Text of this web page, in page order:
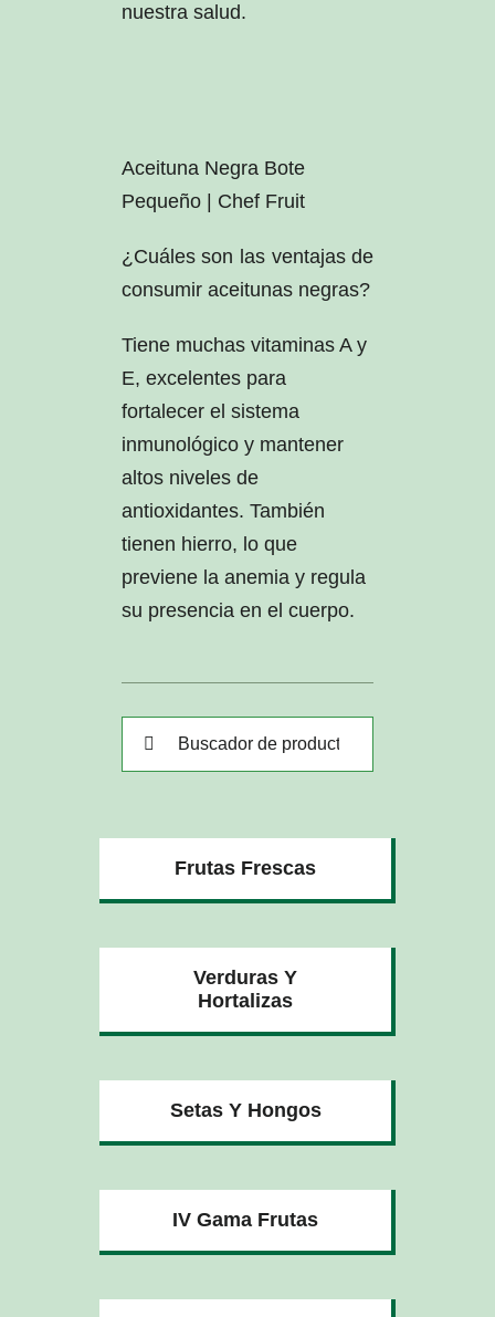
nuestra salud.
Aceituna Negra Bote
Pequeño | Chef Fruit
¿Cuáles son las ventajas de
consumir aceitunas negras?
Tiene muchas vitaminas A y
E, excelentes para
fortalecer el sistema
inmunológico y mantener
altos niveles de
antioxidantes. También
tienen hierro, lo que
previene la anemia y regula
su presencia en el cuerpo.
Buscar:
Frutas Frescas
Verduras Y
Hortalizas
Setas Y Hongos
IV Gama Frutas